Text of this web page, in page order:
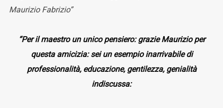
Maurizio Fabrizio”
“Per il maestro un unico pensiero: grazie Maurizio per
questa amicizia: sei un esempio inarrivabile di
professionalità, educazione, gentilezza, genialità
indiscussa: